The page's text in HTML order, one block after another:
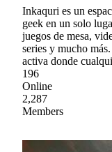
Inkaquri es un
geek en un solo
juegos de mesa,
series y mucho
activa donde
196
Online
2,287
Members